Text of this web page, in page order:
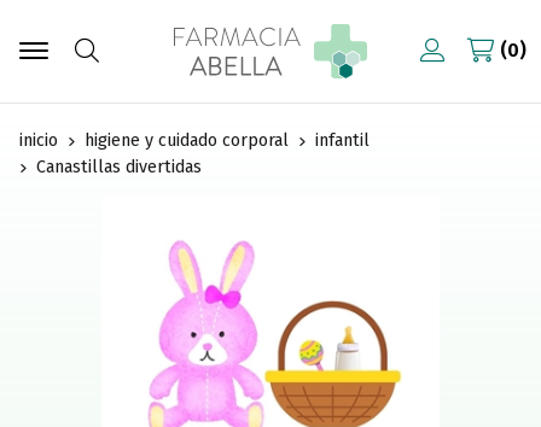
Buscar
0
inicio higiene y cuidado corporal
infantil
Canastillas divertidas